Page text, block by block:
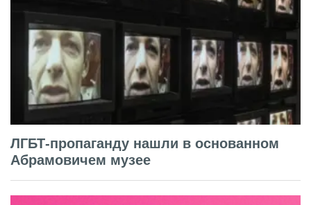
ЛГБТ-пропаганду нашли в основанном
Абрамовичем музее